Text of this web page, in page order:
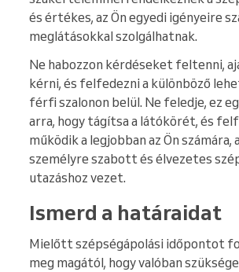
és értékes, az Ön egyedi igényeire
meglátásokkal szolgálhatnak.
Ne habozzon kérdéseket feltenni,
kérni, és felfedezni a különböző
férfi szalonon belül. Ne feledje, ez
arra, hogy tágítsa a látókörét, és
működik a legjobban az Ön számára,
személyre szabott és élvezetes
utazáshoz vezet.
Ismerd a határaidat
Mielőtt szépségápolási időpontot
meg magától, hogy valóban